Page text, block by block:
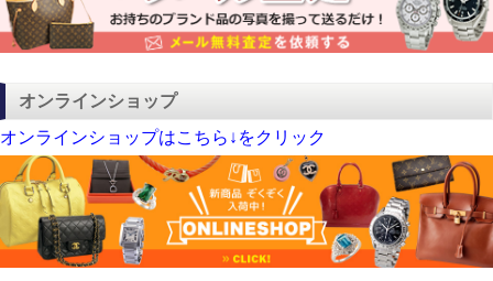
オンラインショップ
オンラインショップはこちら↓をクリック